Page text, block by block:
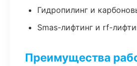
Гидропилинг и
Smas-лифтинг и rf-
Преимущества